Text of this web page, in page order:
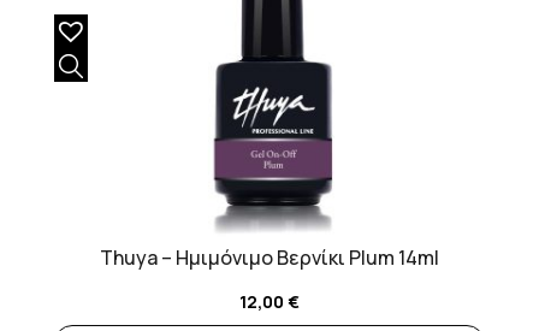
Thuya – Ημιμόνιμο Βερνίκι Plum 14ml
12,00 €